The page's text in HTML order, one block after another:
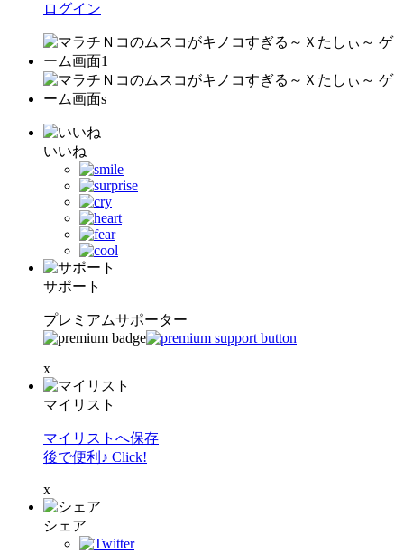
ログイン
いいね
サポート
プレミアムサポーター
x
マイリスト
マイリストへ保存
後で便利♪ Click!
x
シェア